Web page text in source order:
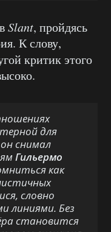
Slant, пройдясь
К слову,
критик этого
для
снимал
Гильермо
как
словно
линиями. Без
становится